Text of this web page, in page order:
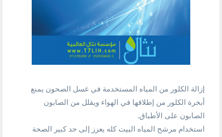
إزالة الكلور من المياه المستخدمة في غسل الصحون يمنع
أبخرة الكلور من إطلاقها في الهواء ويقلل من الصابون
الصابون على الأطباق.
استخدام مرشح المياه البيت كله يعزز إلى حد كبير الصحة